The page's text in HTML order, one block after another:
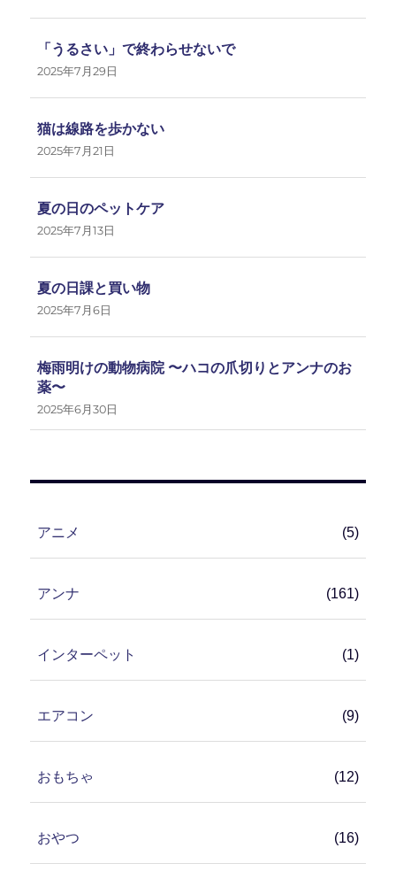
「うるさい」で終わらせないで
2025年7月29日
猫は線路を歩かない
2025年7月21日
夏の日のペットケア
2025年7月13日
夏の日課と買い物
2025年7月6日
梅雨明けの動物病院 〜ハコの爪切りとアンナのお
薬〜
2025年6月30日
アニメ (5)
アンナ (161)
インターペット (1)
エアコン (9)
おもちゃ (12)
おやつ (16)